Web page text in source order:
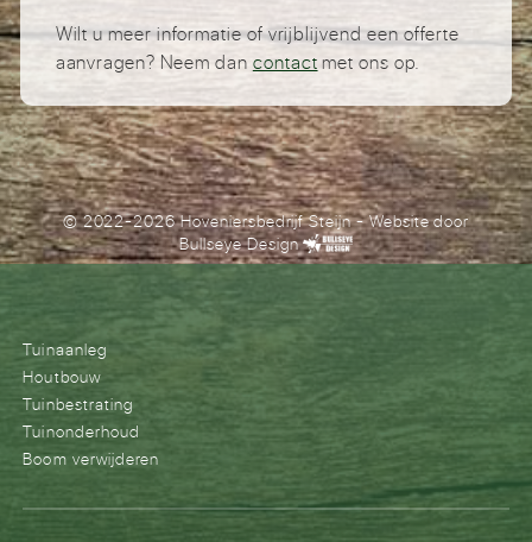
Wilt u meer informatie of vrijblijvend een offerte
aanvragen? Neem dan contactmet ons op.
© 2022-2026 Hoveniersbedrijf Steijn- Website door
Bullseye Design
Tuinaanleg
Houtbouw
Tuinbestrating
Tuinonderhoud
Boom verwijderen